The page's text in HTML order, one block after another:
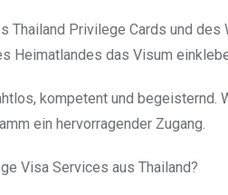
Thailand Privilege Cards und
Heimatlandes das Visum
kompetent und begeisternd.
ein hervorragender Zugang.
Visa Services aus Thailand?